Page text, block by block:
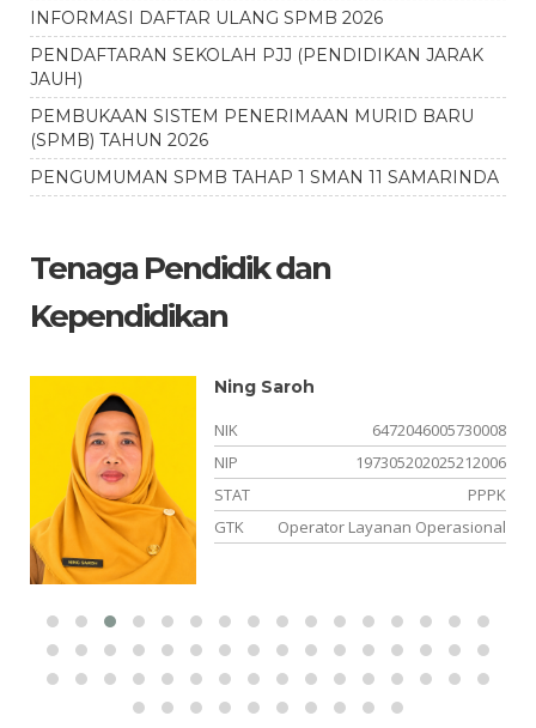
INFORMASI DAFTAR ULANG SPMB 2026
PENDAFTARAN SEKOLAH PJJ (PENDIDIKAN JARAK
JAUH)
PEMBUKAAN SISTEM PENERIMAAN MURID BARU
(SPMB) TAHUN 2026
PENGUMUMAN SPMB TAHAP 1 SMAN 11 SAMARINDA
Tenaga Pendidik dan
Kependidikan
Ning Saroh
NIK
6472046005730008
NIP
197305202025212006
STAT
PPPK
GTK
Operator Layanan Operasional